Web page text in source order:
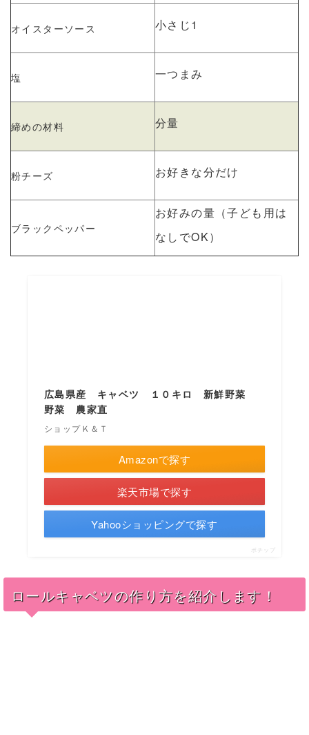
オイスターソース 小さじ1
塩 一つまみ
締めの材料 分量
粉チーズ お好きな分だけ
ブラックペッパー
お好みの量（子ども用は
なしでOK）
広島県産 キャベツ １０キロ 新鮮野菜
野菜 農家直
ショップＫ＆Ｔ
Amazonで探す
楽天市場で探す
Yahooショッピングで探す
ポチップ
ロールキャベツの作り方を紹介します！